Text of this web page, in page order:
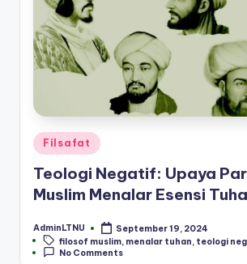
Posted
in
Filsafat
Teologi Negatif: Upaya
Muslim Menalar Esensi
Posted
by
AdminLTNU
September 19, 2024
Tags:filosof muslim menalar tuhan teologi
No Comments